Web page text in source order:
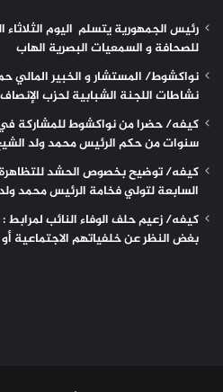
رئيس الجمهورية يتسلم اليوم الثلاثاء
للصحافة و السمعيات البصرية الهاب
نواكشوط/ المستشار و الخبير
نشاطات اللجنة الشبابية لحزب الإنصاف
سنوات من حكم الرئيس محمد ولد
كيفه/ توضيح بخصوص الحشد للتظاهرة
السابعة لتولي فخامة الرئيس محمد
كيفه/ زعيم حلف الوفاء النائب لمرابط
بغض النظر عن خلفياتهم الاجتماعية أو